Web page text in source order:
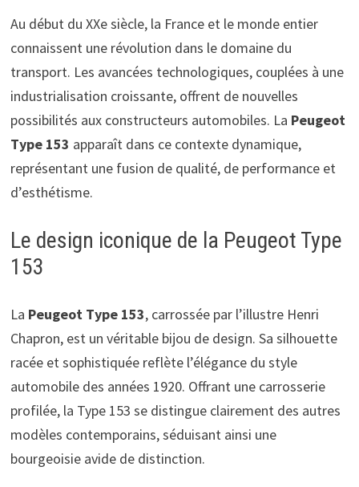
Au début du XXe siècle, la France et le monde entier
connaissent une révolution dans le domaine du
transport. Les avancées technologiques, couplées à une
industrialisation croissante, offrent de nouvelles
possibilités aux constructeurs automobiles. La Peugeot
Type 153 apparaît dans ce contexte dynamique,
représentant une fusion de qualité, de performance et
d’esthétisme.
Le design iconique de la Peugeot Type
153
La Peugeot Type 153, carrossée par l’illustre Henri
Chapron, est un véritable bijou de design. Sa silhouette
racée et sophistiquée reflète l’élégance du style
automobile des années 1920. Offrant une carrosserie
profilée, la Type 153 se distingue clairement des autres
modèles contemporains, séduisant ainsi une
bourgeoisie avide de distinction.